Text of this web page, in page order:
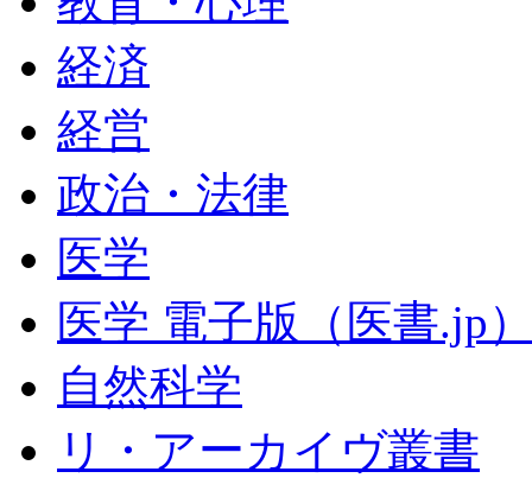
経済
経営
政治・法律
医学
医学 電子版（医書.jp
自然科学
リ・アーカイヴ叢書